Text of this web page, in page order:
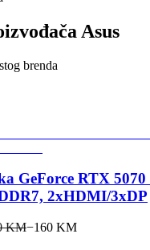
Asus
brenda
GeForce RTX
2xHDMI/3xDP
KM−160KM